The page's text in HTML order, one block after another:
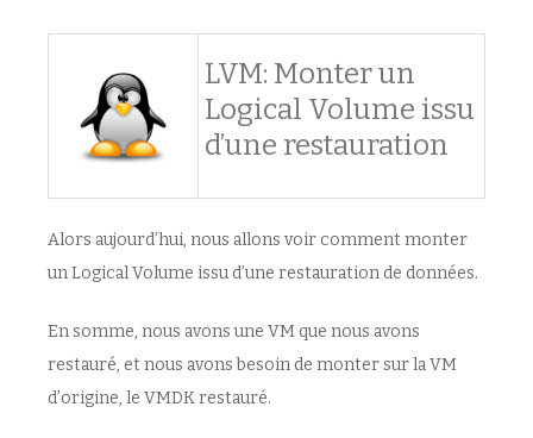
LVM: Monter un
Logical Volume issu
d’une restauration
Alors aujourd’hui, nous allons voir comment monter
un Logical Volume issu d’une restauration de données.
En somme, nous avons une VM que nous avons
restauré, et nous avons besoin de monter sur la VM
d’origine, le VMDK restauré.